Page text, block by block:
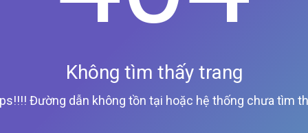
Không tìm thấy trang
Đường dẫn không tồn tại hoặc hệ thống chưa tìm